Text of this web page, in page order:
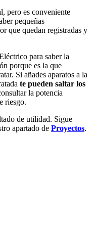
pero es conveniente
pequeñas
que quedan registradas y
para saber la
porque es la que
Si añades aparatos a la
te pueden saltar los
la potencia
riesgo.
de utilidad. Sigue
apartado de Proyectos.